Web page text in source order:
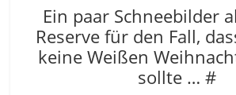
Ein paar Schneebilder
Reserve für den Fall,
keine Weißen
sollte … #